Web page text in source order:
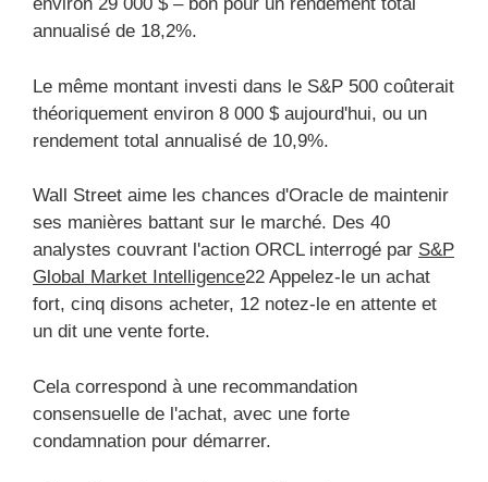
annualisé de 18,2%.
Le même montant investi dans le S&P 500 coûterait
théoriquement environ 8 000 $ aujourd'hui, ou un
rendement total annualisé de 10,9%.
Wall Street aime les chances d'Oracle de maintenir
ses manières battant sur le marché. Des 40
analystes couvrant l'action ORCL interrogé par S&P
Global Market Intelligence22 Appelez-le un achat
fort, cinq disons acheter, 12 notez-le en attente et
un dit une vente forte.
Cela correspond à une recommandation
consensuelle de l'achat, avec une forte
condamnation pour démarrer.